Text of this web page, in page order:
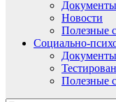
Документы
Новости
Полезные
Социально-
Документы
Полезные